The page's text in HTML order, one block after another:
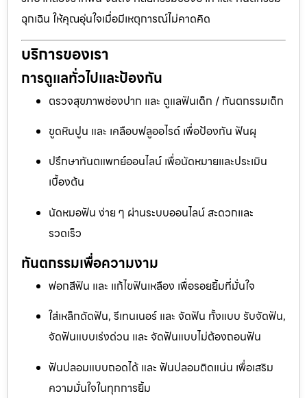
ฉุกเฉิน ให้คุณอุ่นใจเมื่อมีเหตุการณ์ไม่คาดคิด
บริการของเรา
การดูแลทั่วไปและป้องกัน
ตรวจสุขภาพช่องปาก และ ดูแลฟันเด็ก / ทันตกรรมเด็ก
ขูดหินปูน และ เคลือบฟลูออไรด์ เพื่อป้องกัน ฟันผุ
ปรึกษาทันตแพทย์ออนไลน์ เพื่อนัดหมายและประเมิน
เบื้องต้น
นัดหมอฟัน ง่าย ๆ ผ่านระบบออนไลน์ สะดวกและ
รวดเร็ว
ทันตกรรมเพื่อความงาม
ฟอกสีฟัน และ แก้ไขฟันเหลือง เพื่อรอยยิ้มที่มั่นใจ
ใส่เหล็กดัดฟัน, รีเทนเนอร์ และ จัดฟัน ทั้งแบบ รับจัดฟัน,
จัดฟันแบบเร่งด่วน และ จัดฟันแบบไม่ต้องถอนฟัน
ฟันปลอมแบบถอดได้ และ ฟันปลอมติดแน่น เพื่อเสริม
ความมั่นใจในทุกการยิ้ม